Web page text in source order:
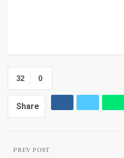
0
32
Share
PREV POST